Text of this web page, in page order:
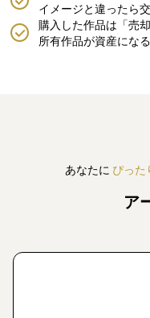
購入した作品は「売
所有作品が資産になる
イメージと違ったら
あなたに ぴった
ア